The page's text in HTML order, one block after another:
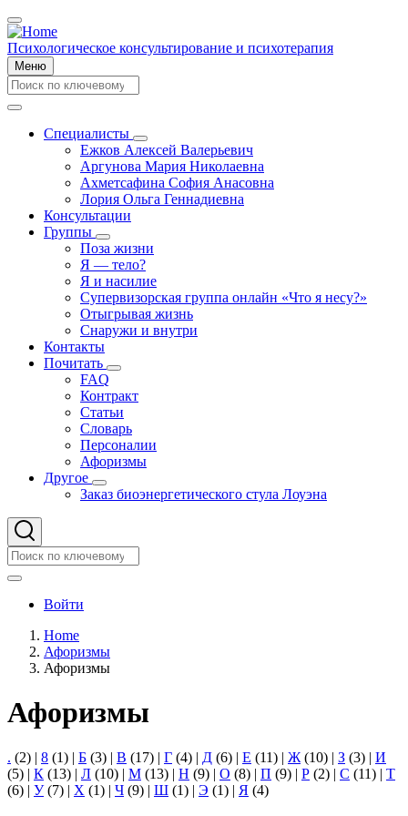
Перейти
к
основному
содержанию
Психологическое консультирование и психотерапия
Меню
Search
Search
navigation
Специалисты
Специалисты
подменю
Ежков Алексей Валерьевич
Аргунова Мария Николаевна
Ахметсафина София Анасовна
Лория Ольга Геннадиевна
Консультации
Группы
Группы
подменю
Поза жизни
Я — тело?
Я и насилие
Супервизорская группа онлайн «Что я несу?»
Отыгрывая жизнь
Снаружи и внутри
Контакты
Почитать
Почитать
FAQ
Контракт
Статьи
Словарь
Персоналии
Афоризмы
Другое
Другое
подменю
Заказ биоэнергетического стула Лоуэна
Search
Search
User
menu
Войти
Строка
навигации
Home
Афоризмы
Афоризмы
Афоризмы
. (2) | 8 (1) | Б (3) | В (17) | Г (4) | Д (6) | Е (11) | Ж (10) | З (3) | И
(5) | К (13) | Л (10) | М (13) | Н (9) | О (8) | П (9) | Р (2) | С (11) | Т
(6) | У(7) | Х (1) | Ч (9) | Ш (1) | Э (1) | Я (4)